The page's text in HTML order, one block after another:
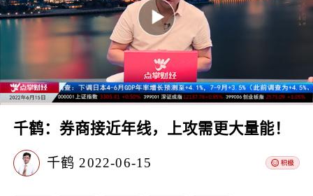
千鹤：券商接近年线，上攻需更大量能！
千鹤 2022-06-15